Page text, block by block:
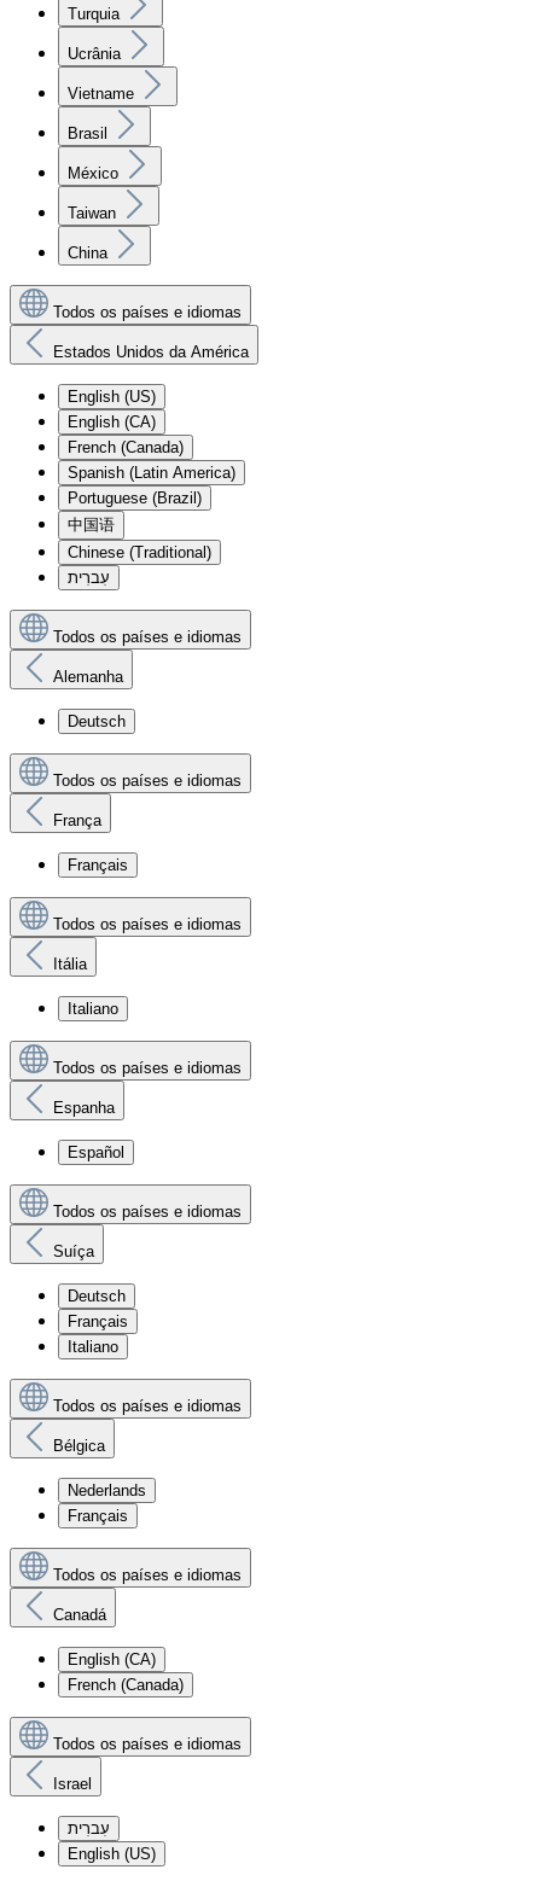
Turquia
Ucrânia
Vietname
Brasil
México
Taiwan
China
Todos os países e idiomas
Estados Unidos da América
English (US)
English (CA)
French (Canada)
Spanish (Latin America)
Portuguese (Brazil)
中国语
Chinese (Traditional)
עִברִית
Todos os países e idiomas
Alemanha
Deutsch
Todos os países e idiomas
França
Français
Todos os países e idiomas
Itália
Italiano
Todos os países e idiomas
Espanha
Español
Todos os países e idiomas
Suíça
Deutsch
Français
Italiano
Todos os países e idiomas
Bélgica
Nederlands
Français
Todos os países e idiomas
Canadá
English (CA)
French (Canada)
Todos os países e idiomas
Israel
עִברִית
English (US)